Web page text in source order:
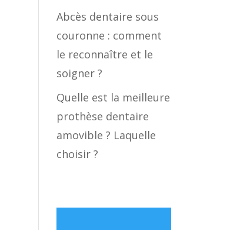
Abcès dentaire sous
couronne : comment
le reconnaître et le
soigner ?
Quelle est la meilleure
prothèse dentaire
amovible ? Laquelle
choisir ?